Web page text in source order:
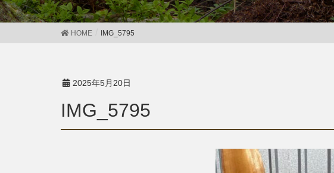
HOME IMG_5795
2025年5月20日
IMG_5795